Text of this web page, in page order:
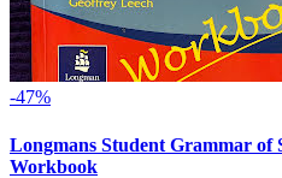
-47%
Longmans Student Grammar of
Workbook